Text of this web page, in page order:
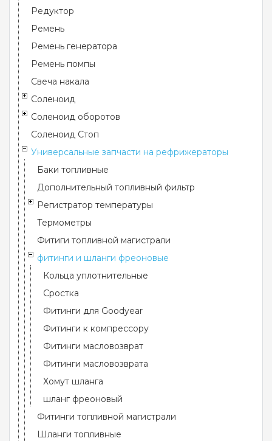
Редуктор
Ремень
Ремень генератора
Ремень помпы
Свеча накала
Соленоид
Соленоид оборотов
Соленоид Стоп
Универсальные запчасти на рефрижераторы
Баки топливные
Дополнительный топливный фильтр
Регистратор температуры
Термометры
Фитиги топливной магистрали
фитинги и шланги фреоновые
Кольца уплотнительные
Сростка
Фитинги для Goodyear
Фитинги к компрессору
Фитинги масловозврат
Фитинги масловозврата
Хомут шланга
шланг фреоновый
Фитинги топливной магистрали
Шланги топливные